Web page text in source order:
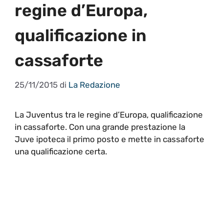
regine d’Europa,
qualificazione in
cassaforte
25/11/2015 di La Redazione
La Juventus tra le regine d’Europa, qualificazione
in cassaforte. Con una grande prestazione la
Juve ipoteca il primo posto e mette in cassaforte
una qualificazione certa.